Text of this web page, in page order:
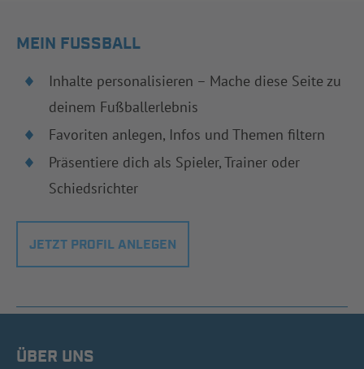
MEIN FUSSBALL
Inhalte personalisieren – Mache diese Seite zu
deinem Fußballerlebnis
Favoriten anlegen, Infos und Themen filtern
Präsentiere dich als Spieler, Trainer oder
Schiedsrichter
JETZT PROFIL ANLEGEN
ÜBER UNS